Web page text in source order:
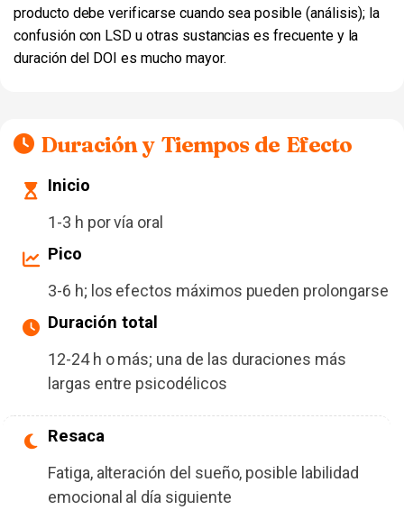
producto debe verificarse cuando sea posible (análisis); la
confusión con LSD u otras sustancias es frecuente y la
duración del DOI es mucho mayor.
Duración y Tiempos de Efecto
Inicio
1-3 h por vía oral
Pico
3-6 h; los efectos máximos pueden prolongarse
Duración total
12-24 h o más; una de las duraciones más
largas entre psicodélicos
Resaca
Fatiga, alteración del sueño, posible labilidad
emocional al día siguiente